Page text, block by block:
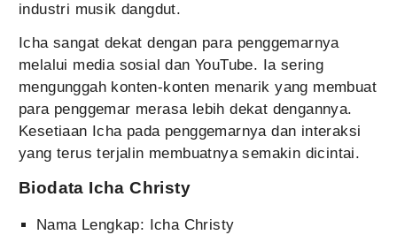
industri musik dangdut.
Icha sangat dekat dengan para penggemarnya
melalui media sosial dan YouTube. Ia sering
mengunggah konten-konten menarik yang membuat
para penggemar merasa lebih dekat dengannya.
Kesetiaan Icha pada penggemarnya dan interaksi
yang terus terjalin membuatnya semakin dicintai.
Biodata Icha Christy
Nama Lengkap: Icha Christy